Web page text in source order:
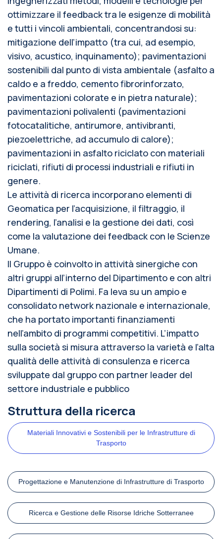
ottimizzare il feedback tra le esigenze di mobilità
e tutti i vincoli ambientali, concentrandosi su:
mitigazione dell’impatto (tra cui, ad esempio,
visivo, acustico, inquinamento); pavimentazioni
sostenibili dal punto di vista ambientale (asfalto a
caldo e a freddo, cemento fibrorinforzato,
pavimentazioni colorate e in pietra naturale);
pavimentazioni polivalenti (pavimentazioni
fotocatalitiche, antirumore, antivibranti,
piezoelettriche, ad accumulo di calore);
pavimentazioni in asfalto riciclato con materiali
riciclati, rifiuti di processi industriali e rifiuti in
genere.
Le attività di ricerca incorporano elementi di
Geomatica per l’acquisizione, il filtraggio, il
rendering, l’analisi e la gestione dei dati, così
come la valutazione dei feedback con le Scienze
Umane.
Il Gruppo è coinvolto in attività sinergiche con
altri gruppi all’interno del Dipartimento e con altri
Dipartimenti di Polimi. Fa leva su un ampio e
consolidato network nazionale e internazionale,
che ha portato importanti finanziamenti
nell’ambito di programmi competitivi. L’impatto
sulla società si misura attraverso la varietà e l’alta
qualità delle attività di consulenza e ricerca
sviluppate dal gruppo con partner leader del
settore industriale e pubblico
Struttura della ricerca
Materiali Innovativi e Sostenibili per le Infrastrutture di
Trasporto
Progettazione e Manutenzione di Infrastrutture di Trasporto
Ricerca e Gestione delle Risorse Idriche Sotterranee